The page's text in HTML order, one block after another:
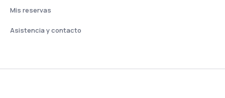
Mis reservas
Asistencia y contacto